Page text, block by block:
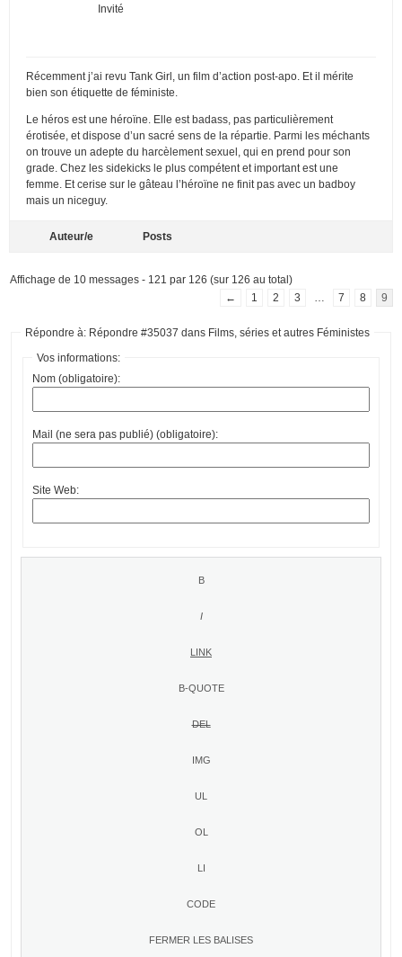
Invité
Récemment j’ai revu Tank Girl, un film d’action post-apo. Et il mérite
bien son étiquette de féministe.
Le héros est une héroïne. Elle est badass, pas particulièrement
érotisée, et dispose d’un sacré sens de la répartie. Parmi les méchants
on trouve un adepte du harcèlement sexuel, qui en prend pour son
grade. Chez les sidekicks le plus compétent et important est une
femme. Et cerise sur le gâteau l’héroïne ne finit pas avec un badboy
mais un niceguy.
Auteur/e Posts
Affichage de 10 messages - 121 par 126 (sur 126 au total)
←
1 2 3 7 8 9
Répondre à: Répondre #35037 dans Films, séries et autres Féministes
Vos informations:
Nom (obligatoire):
Mail (ne sera pas publié) (obligatoire):
Site Web: